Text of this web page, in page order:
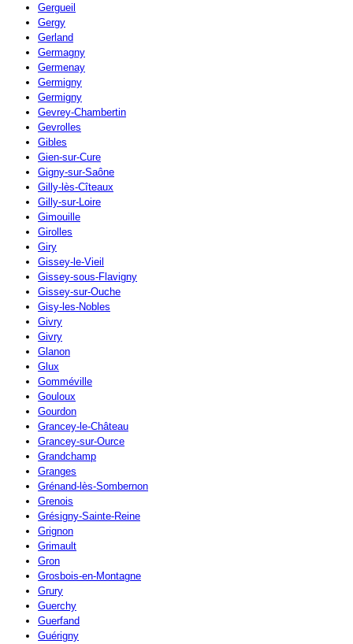
Gergueil
Gergy
Gerland
Germagny
Germenay
Germigny
Germigny
Gevrey-Chambertin
Gevrolles
Gibles
Gien-sur-Cure
Gigny-sur-Saône
Gilly-lès-Cîteaux
Gilly-sur-Loire
Gimouille
Girolles
Giry
Gissey-le-Vieil
Gissey-sous-Flavigny
Gissey-sur-Ouche
Gisy-les-Nobles
Givry
Givry
Glanon
Glux
Gomméville
Gouloux
Gourdon
Grancey-le-Château
Grancey-sur-Ource
Grandchamp
Granges
Grénand-lès-Sombernon
Grenois
Grésigny-Sainte-Reine
Grignon
Grimault
Gron
Grosbois-en-Montagne
Grury
Guerchy
Guerfand
Guérigny